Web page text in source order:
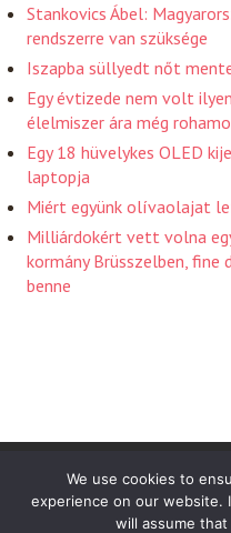
Stankovics Ábel:
rendszerre van szüksége
Iszapba süllyedt nőt
Egy évtizede nem volt
élelmiszer ára még
Egy 18 hüvelykes OLED
laptopja
Miért együnk olívaolajat
Milliárdokért vett volna
kormány Brüsszelben,
benne
Friss Hirek 2026 .
We use cookies to
experience on our website.
will assume